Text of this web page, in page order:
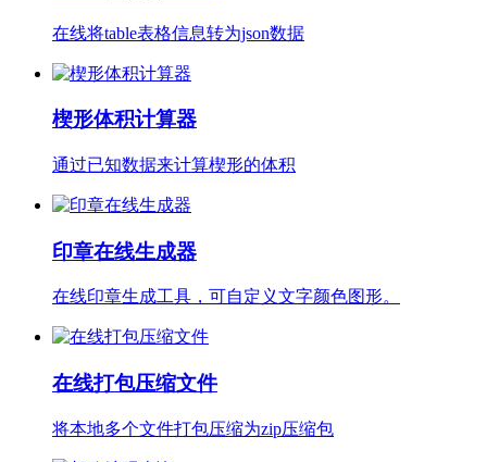
在线将table表格信息转为json数据
楔形体积计算器
通过已知数据来计算楔形的体积
印章在线生成器
在线印章生成工具，可自定义文字颜色图形。
在线打包压缩文件
将本地多个文件打包压缩为zip压缩包